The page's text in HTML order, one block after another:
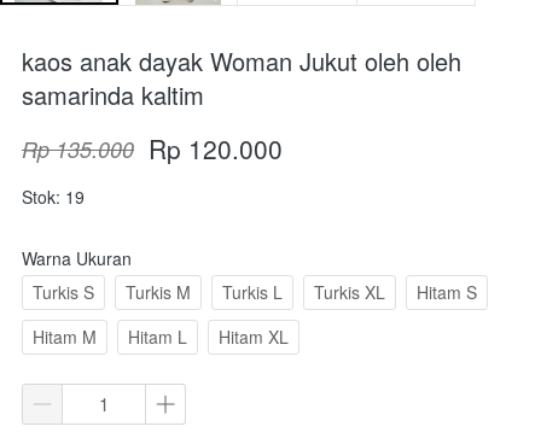
kaos anak dayak Woman Jukut oleh oleh
samarinda kaltim
Rp 135.000 Rp 120.000
Stok: 19
Warna Ukuran
Turkis S
Turkis M Turkis L Turkis XL
Hitam S
Hitam M
Hitam L Hitam XL